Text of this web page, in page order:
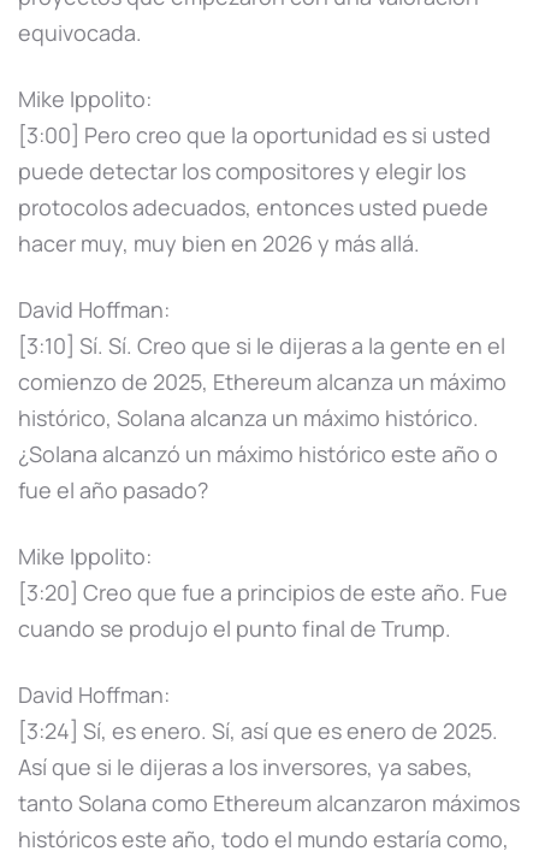
equivocada.
Mike Ippolito:
[3:00] Pero creo que la oportunidad es si usted
puede detectar los compositores y elegir los
protocolos adecuados, entonces usted puede
hacer muy, muy bien en 2026 y más allá.
David Hoffman:
[3:10] Sí. Sí. Creo que si le dijeras a la gente en el
comienzo de 2025, Ethereum alcanza un máximo
histórico, Solana alcanza un máximo histórico.
¿Solana alcanzó un máximo histórico este año o
fue el año pasado?
Mike Ippolito:
[3:20] Creo que fue a principios de este año. Fue
cuando se produjo el punto final de Trump.
David Hoffman:
[3:24] Sí, es enero. Sí, así que es enero de 2025.
Así que si le dijeras a los inversores, ya sabes,
tanto Solana como Ethereum alcanzaron máximos
históricos este año, todo el mundo estaría como,